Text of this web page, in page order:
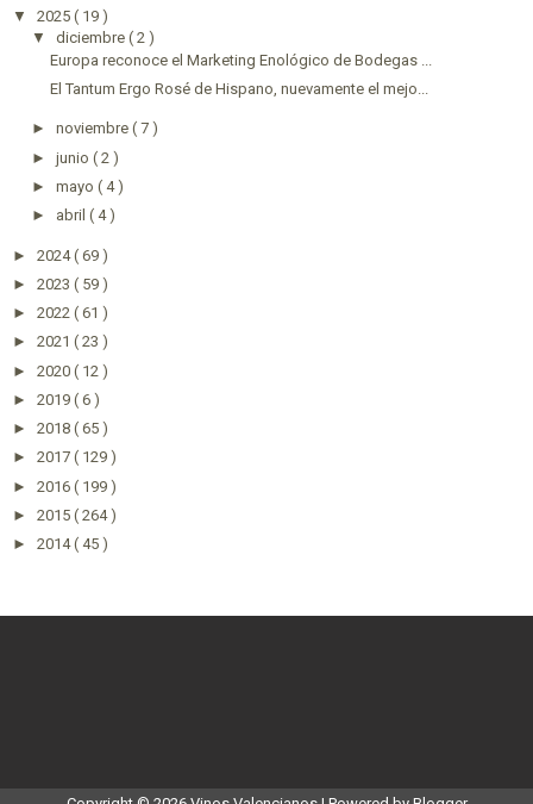
▼ 2025 ( 19 )
▼ diciembre ( 2 )
Europa reconoce el Marketing Enológico de Bodegas ...
El Tantum Ergo Rosé de Hispano, nuevamente el mejo...
► noviembre ( 7 )
► junio ( 2 )
► mayo ( 4 )
► abril ( 4 )
► 2024( 69 )
► 2023 ( 59 )
► 2022 ( 61 )
► 2021 ( 23 )
► 2020 ( 12 )
► 2019 ( 6 )
► 2018 ( 65 )
► 2017 ( 129 )
► 2016 ( 199 )
► 2015 ( 264 )
► 2014( 45 )